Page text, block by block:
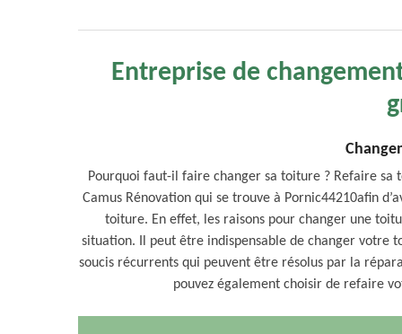
Entreprise de
Pourquoi faut-il faire changer sa toiture ? Refaire
Camus Rénovation qui se trouve à Pornic44210afin
toiture. En effet, les raisons pour changer une
situation. Il peut être indispensable de changer votre
soucis récurrents qui peuvent être résolus par la
pouvez également choisir de refaire